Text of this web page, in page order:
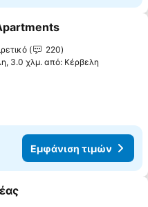
στα αγαπημένα
220
3.0 χλμ. από: Κέρβελη
Εμφάνιση τιμών
στα αγαπημένα